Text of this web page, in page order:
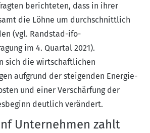
berichteten, dass in ihrer
die Löhne um durchschnittlich
(vgl. Randstad-ifo-
im 4. Quartal 2021).
sich die wirtschaftlichen
aufgrund der steigenden Energie-
und einer Verschärfung der
deutlich verändert.
Unternehmen zahlt